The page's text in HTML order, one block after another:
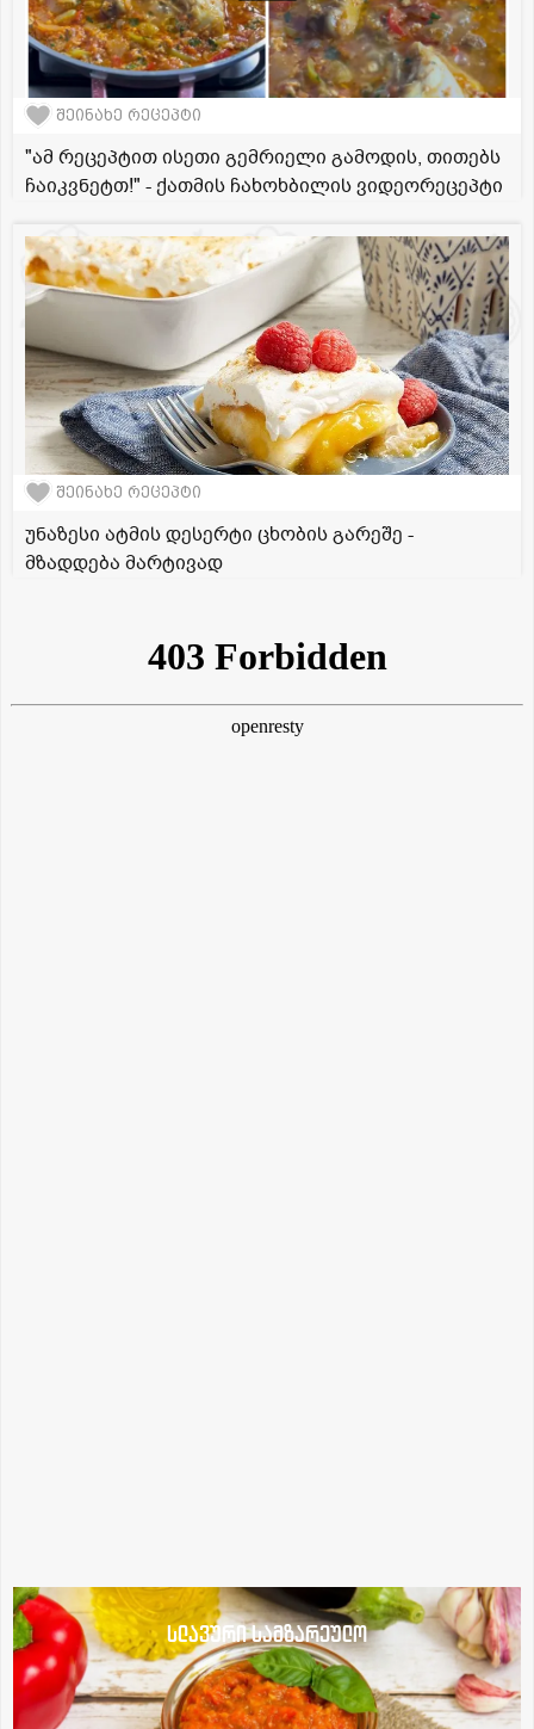
შეინახე რეცეპტი
"ამ რეცეპტით ისეთი გემრიელი გამოდის, თითებს
ჩაიკვნეტთ!" - ქათმის ჩახოხბილის ვიდეორეცეპტი
შეინახე რეცეპტი
უნაზესი ატმის დესერტი ცხობის გარეშე -
მზადდება მარტივად
სლავური სამზარეულო